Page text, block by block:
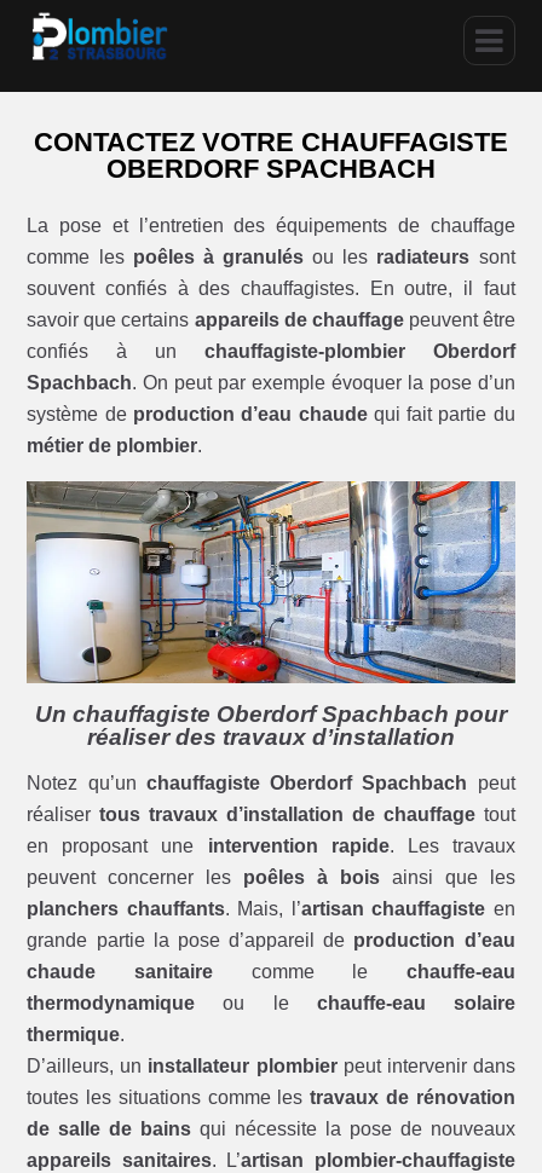
CONTACTEZ VOTRE CHAUFFAGISTE
OBERDORF SPACHBACH
La pose et l’entretien des équipements de chauffage
comme les poêles à granulés ou les radiateurs sont
souvent confiés à des chauffagistes. En outre, il faut
savoir que certains appareils de chauffagepeuvent être
confiés à un chauffagiste-plombier Oberdorf
Spachbach. On peut par exemple évoquer la pose d’un
système de production d’eau chaudequi fait partie du
métier de plombier.
Un chauffagiste Oberdorf Spachbach pour
réaliser des travaux d’installation
Notez qu’un chauffagiste Oberdorf Spachbach peut
réalisertous travaux d’installation de chauffagetout
en proposant une intervention rapide. Les travaux
peuvent concerner les poêles à boisainsi que les
planchers chauffants. Mais, l’artisan chauffagiste en
grande partie la pose d’appareil de production d’eau
chaude sanitairecomme le chauffe-eau
thermodynamique ou le chauffe-eau solaire
thermique.
D’ailleurs, un installateur plombierpeut intervenir dans
toutes les situations comme lestravaux de rénovation
de salle de bains qui nécessite la pose de nouveaux
appareils sanitaires. L’artisan plombier-chauffagiste